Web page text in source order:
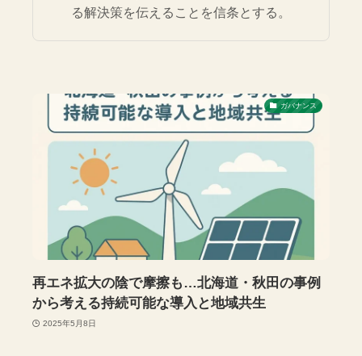
る解決策を伝えることを信条とする。
ガバナンス
再エネ拡大の陰で摩擦も…北海道・秋田の事例
から考える持続可能な導入と地域共生
2025年5月8日